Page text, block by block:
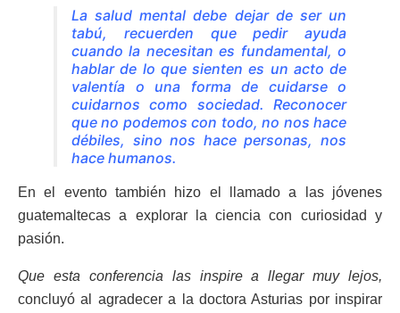
La salud mental debe dejar de ser un
tabú, recuerden que pedir ayuda
cuando la necesitan es fundamental, o
hablar de lo que sienten es un acto de
valentía o una forma de cuidarse o
cuidarnos como sociedad. Reconocer
que no podemos con todo, no nos hace
débiles, sino nos hace personas, nos
hace humanos.
En el evento también hizo el llamado a las jóvenes
guatemaltecas a explorar la ciencia con curiosidad y
pasión.
Que esta conferencia las inspire a llegar muy lejos,
concluyó al agradecer a la doctora Asturias por inspirar